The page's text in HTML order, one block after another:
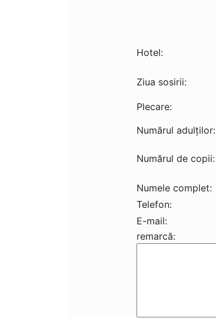
Hotel:
Ziua sosirii:
Plecare:
Numărul adulţilor:
Numărul de copii:
Numele complet:
Telefon:
E-mail:
remarcă: